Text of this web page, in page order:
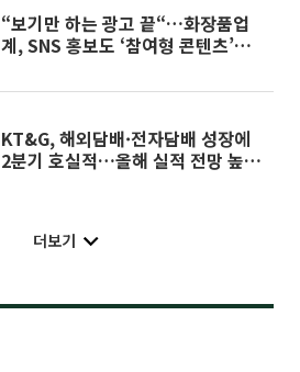
“보기만 하는 광고 끝“…화장품업
계, SNS 홍보도 ‘참여형 콘텐츠’로
KT&G, 해외담배·전자담배 성장에
2분기 호실적…올해 실적 전망 높였
더보기